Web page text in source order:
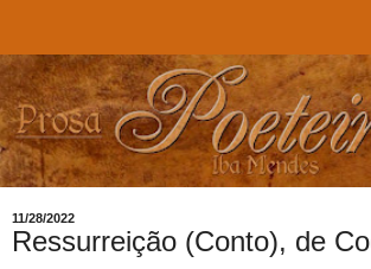
11/28/2022
Ressurreição (Conto), de